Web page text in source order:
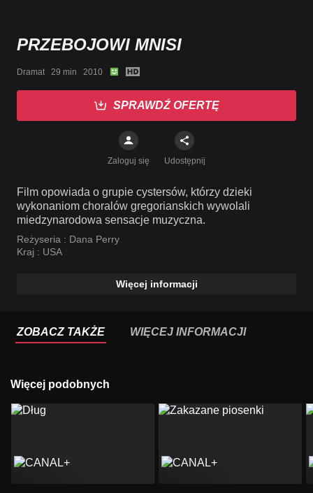
PRZEBOJOWI MNISI
Dramat   29 min   2010
SPRAWDŹ OFERTĘ
Zaloguj się Udostępnij
Film opowiada o grupie cystersów, którzy dzieki
wykonaniom choralów gregorianskich wywolali
miedzynarodowa sensacje muzyczna.
Reżyseria : Dana Perry
Kraj : USA
Więcej informacji
ZOBACZ TAKŻE WIĘCEJ INFORMACJI
Więcej podobnych